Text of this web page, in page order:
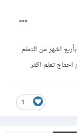
اشهر من التعلم
تعلم اكثر
1